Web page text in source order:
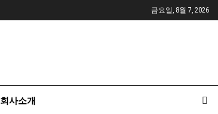
금요일, 8월 7, 2026
회사소개